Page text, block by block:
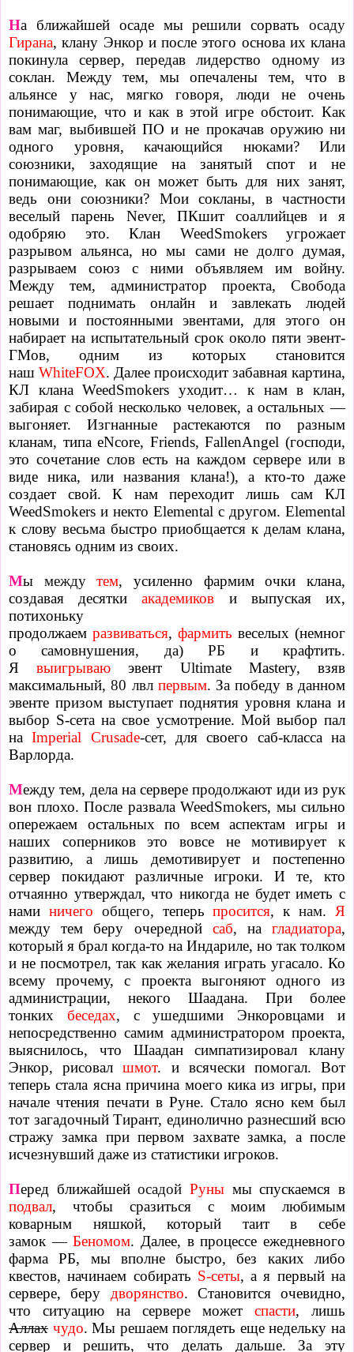
На ближайшей осаде мы решили сорвать
осаду
Гирана, клану Энкор и после этого основа их клана
покинула сервер, передав лидерство одному из
соклан. Между тем, мы опечалены тем, что в
альянсе у нас, мягко говоря, люди не очень
понимающие, что и как в этой игре обстоит. Как
вам маг, выбившей ПО и не прокачав оружию ни
одного уровня, качающийся нюками? Или
союзники, заходящие на занятый спот и не
понимающие, как он может быть для них занят,
ведь они союзники? Мои сокланы, в частности
веселый парень Never, ПКшит соаллийцев и я
одобряю это. Клан WeedSmokers угрожает
разрывом альянса, но мы сами не долго думая,
разрываем союз с ними объявляем им войну.
Между тем, администратор проекта, Свобода
решает поднимать онлайн и завлекать людей
новыми и постоянными эвентами, для этого он
набирает на испытательный срок около пяти эвент-
ГМов, одним из которых становится
наш WhiteFOX. Далее происходит забавная картина,
КЛ клана WeedSmokers уходит… к нам в клан,
забирая с собой несколько человек, а остальных—
выгоняет. Изгнанные растекаются по разным
кланам, типа eNcore, Friends, FallenAngel (господи,
это сочетание слов есть на каждом сервере или в
виде ника, или названия клана!), а кто-то даже
создает свой. К нам переходит лишь сам КЛ
WeedSmokers и некто Elemental с другом. Elemental
к слову весьма быстро приобщается к делам клана,
становясь одним из своих.
Мы междутем, усиленно фармим очки клана,
создавая десятки
академиков
и выпуская их,
потихоньку
продолжаем развиваться, фармить веселых (немног
о самовнушения, да)РБ
и крафтить.
Я
выигрываю
эвент Ultimate Mastery, взяв
максимальный, 80 лвл первым. За победу в данном
эвенте призом выступает поднятия уровня клана и
выбор S-сета на свое усмотрение. Мой выбор пал
на Imperial Crusade-сет, для своего саб-класса на
Варлорда.
Между тем, дела на сервере продолжают иди из рук
вон плохо. После развала WeedSmokers, мы сильно
опережаем остальных по всем аспектам игры и
наших соперников это вовсе не мотивирует к
развитию, а лишь демотивирует и постепенно
сервер покидают различные игроки. И те, кто
отчаянно утверждал, что никогда не будет иметь с
нами ничего общего, теперь просится, к нам.Я
между тем беру очередной
саб, на гладиатора,
который я брал когда-то на Индариле, но так толком
и не посмотрел, так как желания играть угасало. Ко
всему прочему, с проекта выгоняют одного из
администрации, некого Шаадана. При более
тонких
беседах, с ушедшими Энкоровцами и
непосредственно самим администратором проекта,
выяснилось, что Шаадан симпатизировал клану
Энкор, рисовал шмот. и всячески помогал. Вот
теперь стала ясна причина моего кика из игры, при
начале чтения печати в Руне. Стало ясно кем был
тот загадочный Тирант, единолично разнесший всю
стражу замка при первом захвате замка, а после
исчезнувший даже из статистики игроков.
Перед ближайшей осадойРуны мы спускаемся в
подвал, чтобы сразиться с моим любимым
коварным няшкой, который таит в себе
замок—Беномом. Далее, в процессе ежедневного
фарма РБ, мы вполне быстро, без каких либо
квестов, начинаем собирать S-сеты, а я первый на
сервере, беру
дворянство. Становится очевидно,
что ситуацию на сервере может
спасти, лишь
Аллах чудо. Мы решаем поглядеть еще недельку на
сервер и решить, что делать дальше. За эту